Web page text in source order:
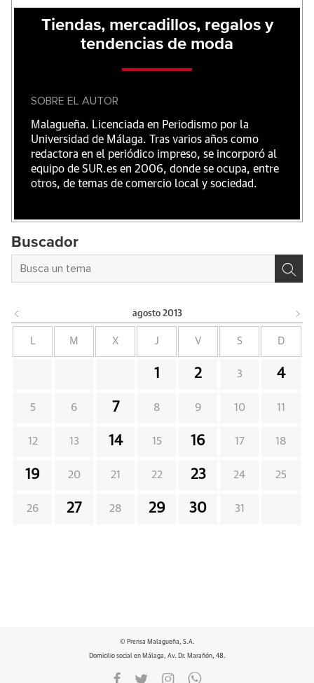
Tiendas, mercadillos, regalos y
tendencias de moda
SOBRE EL AUTOR
Malagueña. Licenciada en Periodismo por la
Universidad de Málaga. Tras varios años como
redactora en el periódico impreso, se incorporó al
equipo de SUR.es en 2006, donde se ocupa, entre
otros, de temas de comercio local y sociedad.
Buscador
agosto 2013
L M X J V S D
1 2 3 4
5 6 7 8 9 10 11
12 13 14 15 16 17 18
19 20 21 22 23 24 25
26 27 28 29 30 31
© Prensa Malagueña, S.A.
Domicilio social en Málaga, Av. Dr. Marañón, 48.